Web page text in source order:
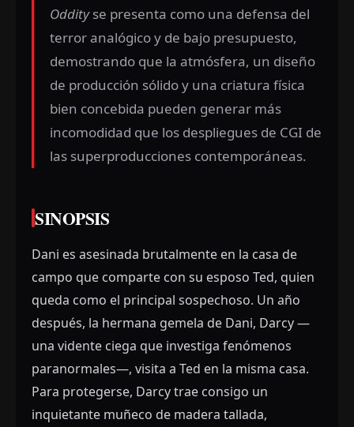
Oddityse presenta como una defensa del
terror analógico y de bajo presupuesto,
demostrando que la atmósfera, un diseño
de producción sólido y una criatura física
bien concebida pueden generar más
incomodidad que los despliegues de CGI de
las superproducciones contemporáneas.
SINOPSIS
Dani es asesinada brutalmente en la casa de
campo que comparte con su esposo Ted, quien
queda como el principal sospechoso. Un año
después, la hermana gemela de Dani, Darcy —
una vidente ciega que investiga fenómenos
paranormales—, visita a Ted en la misma casa.
Para protegerse, Darcy trae consigo un
inquietante muñeco de madera tallada,